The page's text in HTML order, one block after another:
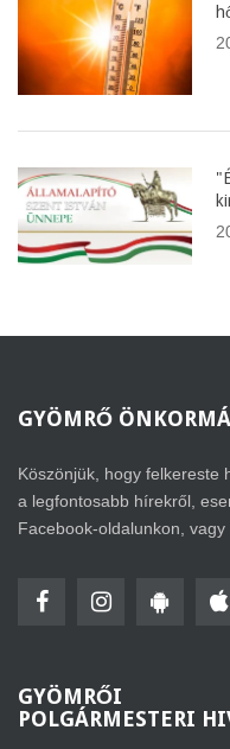
GYÖMRŐ
Köszönjük, hogy felkereste
a legfontosabb hírekről,
Facebook-oldalunkon,
GYÖMRŐI
POLGÁRMESTERI